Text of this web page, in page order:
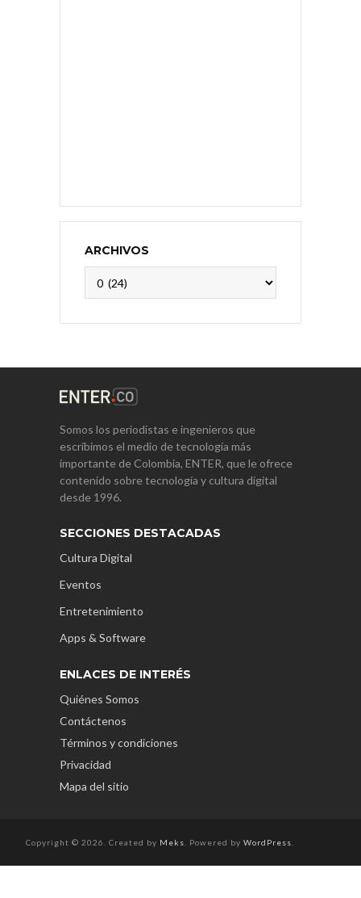
ARCHIVOS
Somos los periodistas e ingenieros que
escribimos el medio de tecnología más
importante de Colombia, ENTER, que le ofrece
contenido sobre tecnología y cultura digital
desde 1996.
SECCIONES DESTACADAS
Cultura Digital
Eventos
Entretenimiento
Apps & Software
ENLACES DE INTERÉS
Quiénes Somos
Contáctenos
Términos y condiciones
Privacidad
Mapa del sitio
Copyright © 2026. Created by Meks . Powered by WordPress